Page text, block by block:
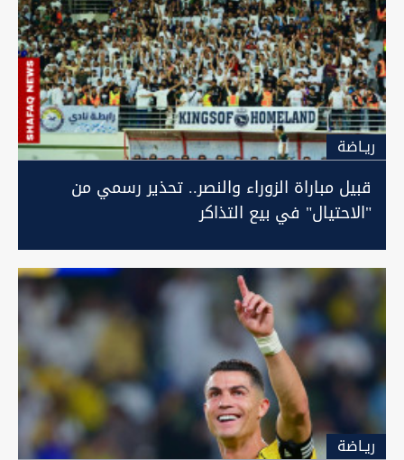
ريـاضة
قبيل مباراة الزوراء والنصر.. تحذير رسمي من
"الاحتيال" في بيع التذاكر
ريـاضة